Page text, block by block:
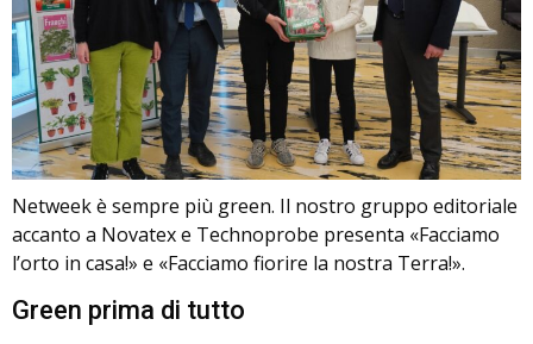
Netweek è sempre più green. Il nostro gruppo editoriale
accanto a Novatex e Technoprobe presenta «Facciamo
l’orto in casa!» e «Facciamo fiorire la nostra Terra!».
Green prima di tutto